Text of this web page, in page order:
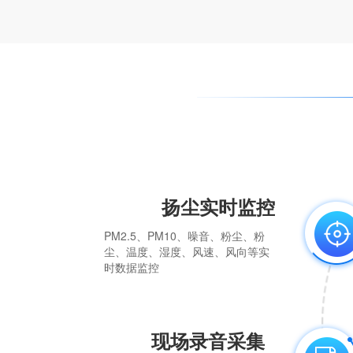
扬尘实时监控
PM2.5、PM10、噪音、粉尘、粉
尘、温度、湿度、风速、风向等实
时数据监控
现场录音采集